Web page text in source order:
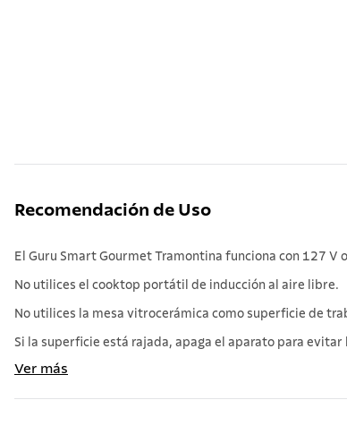
Recomendación de Uso
El Guru Smart Gourmet Tramontina funciona con 127 V
No utilices el cooktop portátil de inducción al aire libre.
No utilices la mesa vitrocerámica como superficie de
Si la superficie está rajada, apaga el aparato para
Ver más